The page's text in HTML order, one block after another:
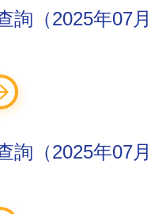
詢（2025年07月
詢（2025年07月